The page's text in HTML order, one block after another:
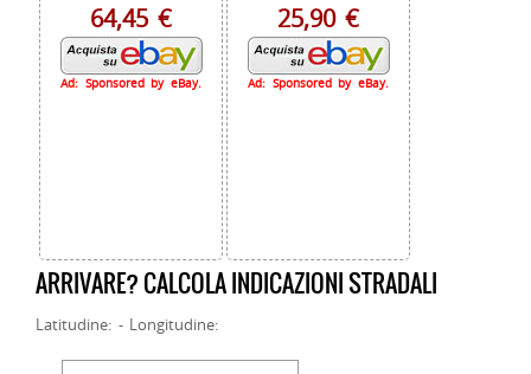
64,45 €
Ad: Sponsored by eBay.
25,90 €
Ad: Sponsored by eBay.
ARRIVARE? CALCOLA INDICAZIONI STRADALI
Latitudine: - Longitudine: